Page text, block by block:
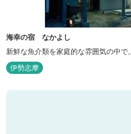
海幸の宿 なかよし
新鮮な魚介類を家庭的な雰囲気の中で。
伊勢志摩